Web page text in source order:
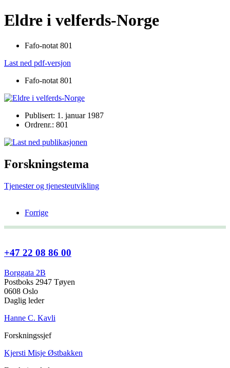
Eldre i velferds-Norge
Fafo-notat 801
Last ned pdf-versjon
Fafo-notat 801
Publisert: 1. januar 1987
Ordrenr.: 801
Forskningstema
Tjenester og tjenesteutvikling
Forrige
+47 22 08 86 00
Borggata 2B
Postboks 2947 Tøyen
0608 Oslo
Daglig leder
Hanne C. Kavli
Forskningssjef
Kjersti Misje Østbakken